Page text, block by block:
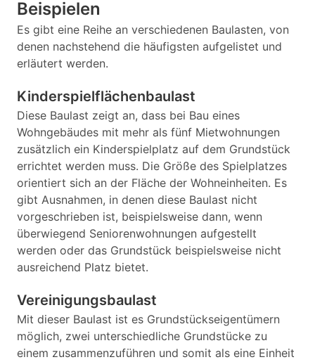
Beispielen
Es gibt eine Reihe an verschiedenen Baulasten, von
denen nachstehend die häufigsten aufgelistet und
erläutert werden.
Kinderspielflächenbaulast
Diese Baulast zeigt an, dass bei Bau eines
Wohngebäudes mit mehr als fünf Mietwohnungen
zusätzlich ein Kinderspielplatz auf dem Grundstück
errichtet werden muss. Die Größe des Spielplatzes
orientiert sich an der Fläche der Wohneinheiten. Es
gibt Ausnahmen, in denen diese Baulast nicht
vorgeschrieben ist, beispielsweise dann, wenn
überwiegend Seniorenwohnungen aufgestellt
werden oder das Grundstück beispielsweise nicht
ausreichend Platz bietet.
Vereinigungsbaulast
Mit dieser Baulast ist es Grundstückseigentümern
möglich, zwei unterschiedliche Grundstücke zu
einem zusammenzuführen und somit als eine Einheit